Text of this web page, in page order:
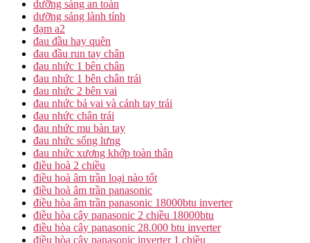
dưỡng sáng an toàn
dưỡng sáng lành tính
đạm a2
đau đầu hay quên
đau đầu run tay chân
đau nhức 1 bên chân
đau nhức 1 bên chân trái
đau nhức 2 bên vai
đau nhức bả vai và cánh tay trái
đau nhức chân trái
đau nhức mu bàn tay
đau nhức sống lưng
đau nhức xương khớp toàn thân
điều hoà 2 chiều
điều hoà âm trần loại nào tốt
điều hoà âm trần panasonic
điều hòa âm trần panasonic 18000btu inverter
điều hòa cây panasonic 2 chiều 18000btu
điều hòa cây panasonic 28.000 btu inverter
điều hòa cây panasonic inverter 1 chiều